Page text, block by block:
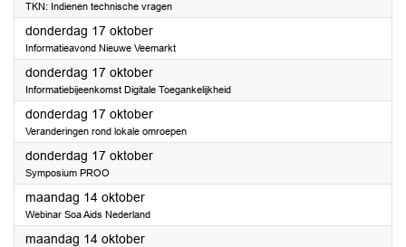
TKN: Indienen technische vragen
donderdag 17 oktober2024
Informatieavond Nieuwe Veemarkt
donderdag 17 oktober2024
Informatiebijeenkomst Digitale Toegankelijkheid
donderdag 17 oktober2024
Veranderingen rond lokale omroepen
donderdag 17 oktober2024
Symposium PROO
maandag 14 oktober2024
Webinar Soa Aids Nederland
maandag 14 oktober2024